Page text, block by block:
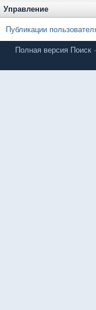
Управление
Публикации
Полная версия Поиск ·